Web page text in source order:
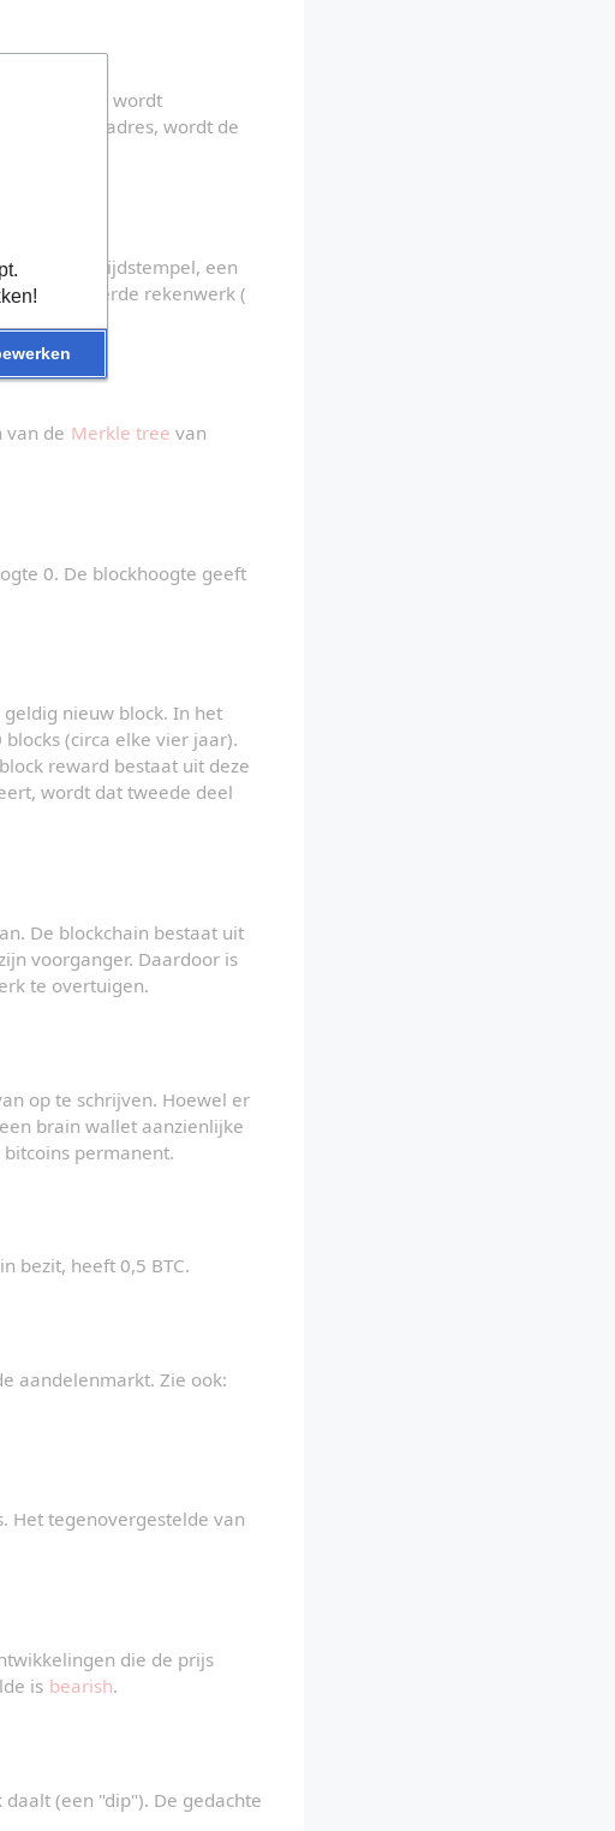
wordt
naar een adres, wordt de
een tijdstempel, een
uitgevoerde rekenwerk (
van de Merkle tree van
0. De blockhoogte geeft
nieuw block. In het
(circa elke vier jaar).
reward bestaat uit deze
wordt dat tweede deel
De blockchain bestaat uit
voorganger. Daardoor is
te overtuigen.
op te schrijven. Hoewel er
brain wallet aanzienlijke
permanent.
bezit, heeft 0,5 BTC.
aandelenmarkt. Zie ook:
Het tegenovergestelde van
die de prijs
is bearish.
(een "dip"). De gedachte